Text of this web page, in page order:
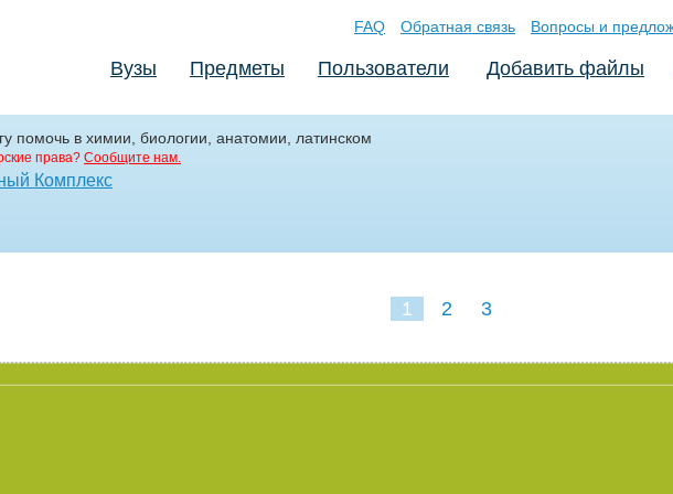
FAQ Обратная связь Вопросы и
Вузы Предметы Пользователи Добавить файлы
помочь в химии, биологии, анатомии, латинском
права? Сообщите нам.
Комплекс
1 2 3